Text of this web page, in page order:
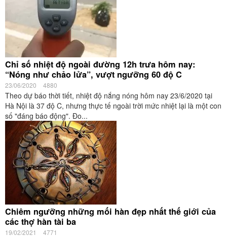
Chỉ số nhiệt độ ngoài đường 12h trưa hôm nay:
“Nóng như chảo lửa”, vượt ngưỡng 60 độ C
23/06/2020 4880
Theo dự báo thời tiết, nhiệt độ nắng nóng hôm nay 23/6/2020 tại
Hà Nội là 37 độ C, nhưng thực tế ngoài trời mức nhiệt lại là một con
số "đáng báo động". Đo...
Chiêm ngưỡng những mối hàn đẹp nhất thế giới của
các thợ hàn tài ba
19/02/2021 4771